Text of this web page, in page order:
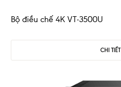
Bộ điều chế 4K VT-3500U
CHI TIẾT